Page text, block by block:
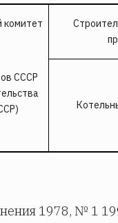
комитет
СССР
1978, № 1